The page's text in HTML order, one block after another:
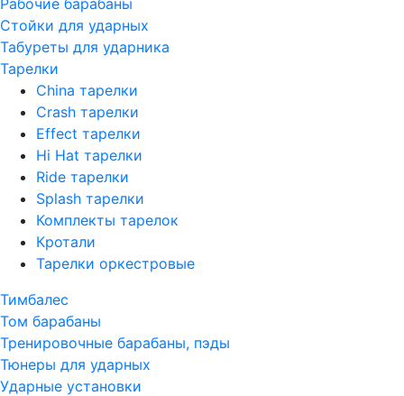
Рабочие барабаны
Стойки для ударных
Табуреты для ударника
Тарелки
China тарелки
Crash тарелки
Effect тарелки
Hi Hat тарелки
Ride тарелки
Splash тарелки
Комплекты тарелок
Кротали
Тарелки оркестровые
Тимбалес
Том барабаны
Тренировочные барабаны, пэды
Тюнеры для ударных
Ударные установки